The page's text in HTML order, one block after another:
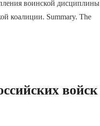
воинской дисциплины
коалиции. Summary. The
войск